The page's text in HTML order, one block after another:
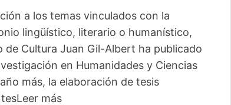
a los temas vinculados con la
lingüístico, literario o humanístico,
Cultura Juan Gil-Albert ha publicado
en Humanidades y Ciencias
más, la elaboración de tesis
Leer más